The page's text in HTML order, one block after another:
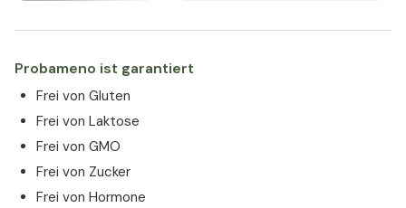
Probameno ist garantiert
Frei von Gluten
Frei von Laktose
Frei von GMO
Frei von Zucker
Frei von Hormone